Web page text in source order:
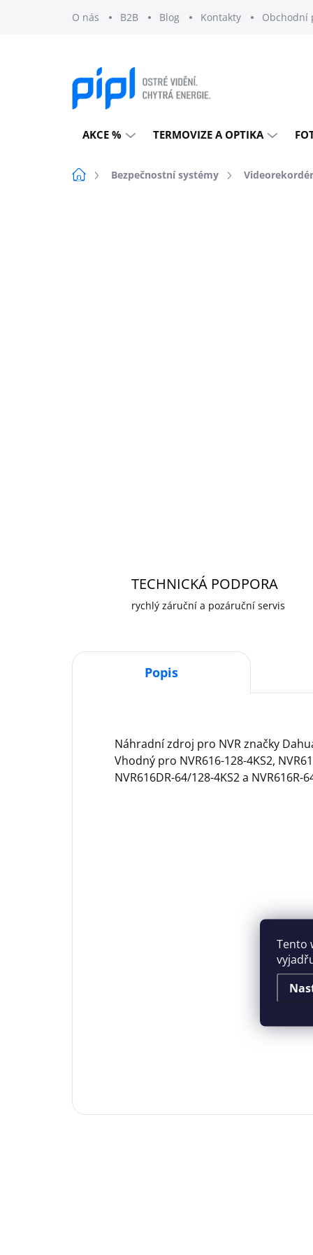
Tento
O nás B2B Blog Kontakty Obchodní
AKCE % TERMOVIZE A OPTIKA
DomůBezpečnostní systémy
TECHNICKÁ PODPORA
rychlý záruční a pozáruční servis
Popis
Náhradní zdroj pro NVR značky
Vhodný pro NVR616-128-4KS2,
NVR616DR-64/128-4KS2 a NVR616R-